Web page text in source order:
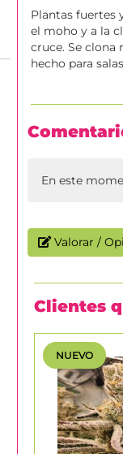
Plantas fuertes
el moho y a la
cruce. Se clona
hecho para
En este
Valorar /
Clientes
NUEVO